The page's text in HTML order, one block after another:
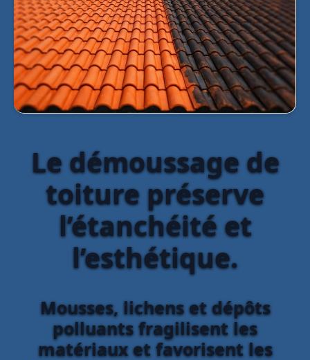
Le démoussage de
toiture préserve
l’étanchéité et
l’esthétique.
Mousses, lichens et dépôts
polluants fragilisent les
matériaux et favorisent les